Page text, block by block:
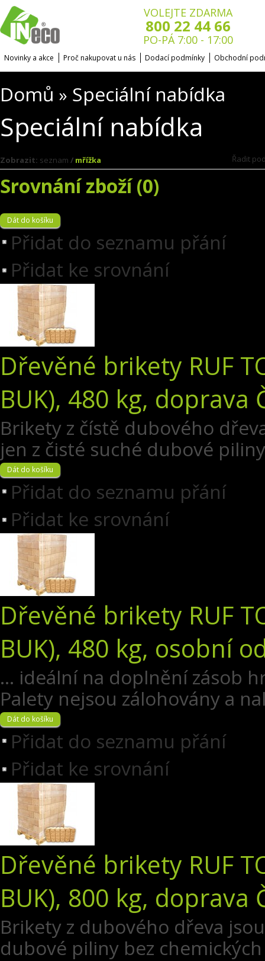
VOLEJTE ZDARMA
800 22 44 66
PO-PÁ 7:00 - 17:00
Novinky a akce Proč nakupovat u nás Dodací podmínky Obchodní
Domů » Speciální nabídka
Speciální nabídka
Zobrazit: seznam / mřížka Řadit
Srovnání zboží (0)
Přidat do seznamu přání
Přidat ke srovnání
Dřevěné brikety RUF
BUK), 480 kg, doprava
Brikety z čístě dubového
jen z čisté suché dubové
Přidat do seznamu přání
Přidat ke srovnání
Dřevěné brikety RUF
BUK), 480 kg, osobní
... ideální na doplnění zásob
Palety nejsou zálohovány a
Přidat do seznamu přání
Přidat ke srovnání
Dřevěné brikety RUF
BUK), 800 kg, doprava
Brikety z dubového dřeva
dubové piliny bez